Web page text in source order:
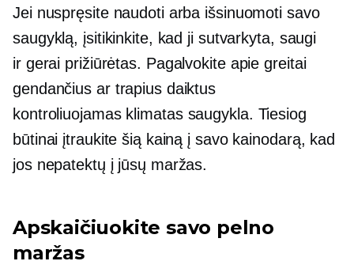
Jei nuspręsite naudoti arba išsinuomoti savo
saugyklą, įsitikinkite, kad ji sutvarkyta, saugi
ir gerai prižiūrėtas. Pagalvokite apie greitai
gendančius ar trapius daiktus
kontroliuojamas klimatassaugykla. Tiesiog
būtinai įtraukite šią kainą į savo kainodarą, kad
jos nepatektų į jūsų maržas.
Apskaičiuokite savo pelno
maržas